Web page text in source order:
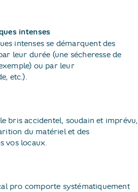
intenses
intenses se démarquent des
leur durée (une sécheresse de
ou par leur
etc.).
bris accidentel, soudain et imprévu,
du matériel et des
vos locaux.
pro comporte systématiquement